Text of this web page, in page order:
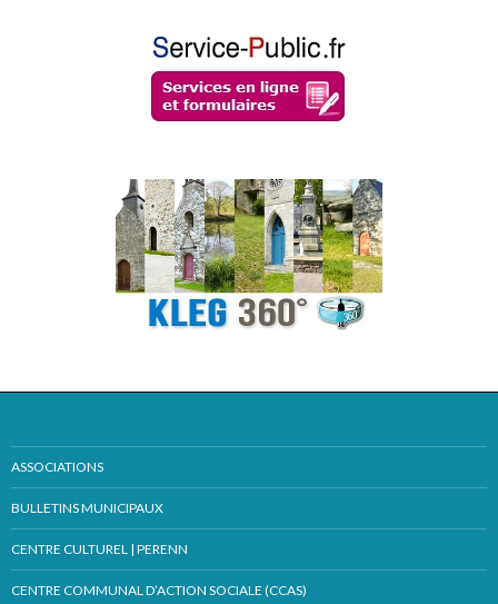
ASSOCIATIONS
BULLETINS MUNICIPAUX
CENTRE CULTUREL | PERENN
CENTRE COMMUNAL D’ACTION SOCIALE (CCAS)